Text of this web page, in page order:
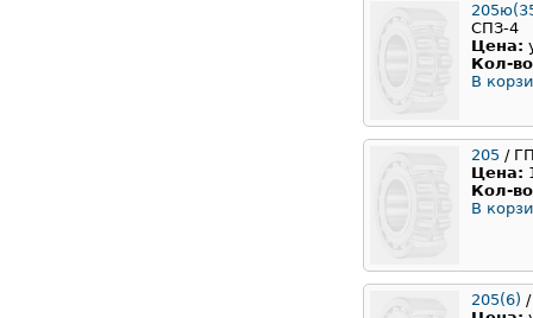
СПЗ-4
Цена:
Кол-
В
205 /
Цена:
Кол-
В
205(6)